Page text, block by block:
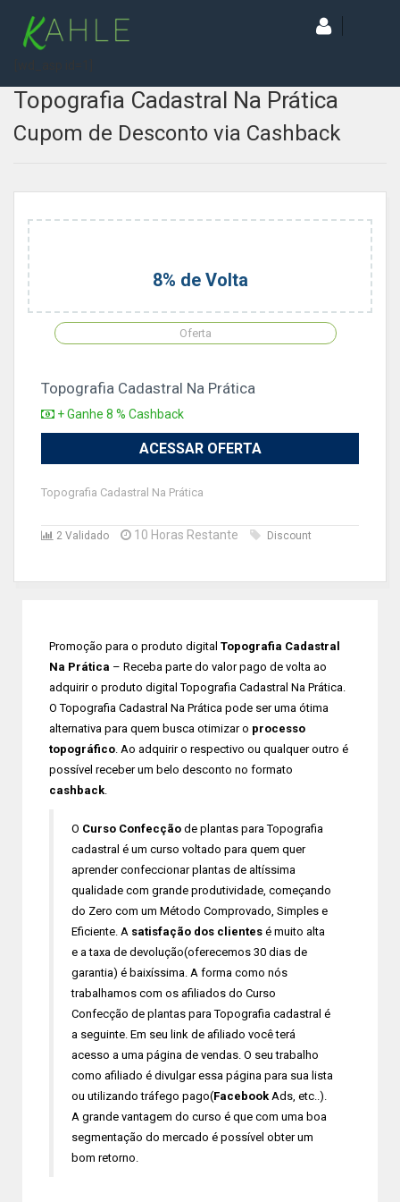
Topografia Cadastral Na Prática
Cupom de Desconto via Cashback
8% de Volta
Oferta
Topografia Cadastral Na Prática
+ Ganhe 8 % Cashback
ACESSAR OFERTA
Topografia Cadastral Na Prática
2 Validado 10 Horas Restante Discount
Promoção para o produto digital Topografia Cadastral
Na Prática – Receba parte do valor pago de volta ao
adquirir o produto digital Topografia Cadastral Na Prática.
O Topografia Cadastral Na Prática pode ser uma ótima
alternativa para quem busca otimizar o processo
topográfico. Ao adquirir o respectivo ou qualquer outro é
possível receber um belo desconto no formato
cashback.
O Curso Confecção de plantas para Topografia
cadastral é um curso voltado para quem quer
aprender confeccionar plantas de altíssima
qualidade com grande produtividade, começando
do Zero com um Método Comprovado, Simples e
Eficiente. A satisfação dos clientes é muito alta
e a taxa de devolução(oferecemos 30 dias de
garantia) é baixíssima. A forma como nós
trabalhamos com os afiliados do Curso
Confecção de plantas para Topografia cadastral é
a seguinte. Em seu link de afiliado você terá
acesso a uma página de vendas. O seu trabalho
como afiliado é divulgar essa página para sua lista
ou utilizando tráfego pago(FacebookAds, etc..).
A grande vantagem do curso é que com uma boa
segmentação do mercado é possível obter um
bom retorno.